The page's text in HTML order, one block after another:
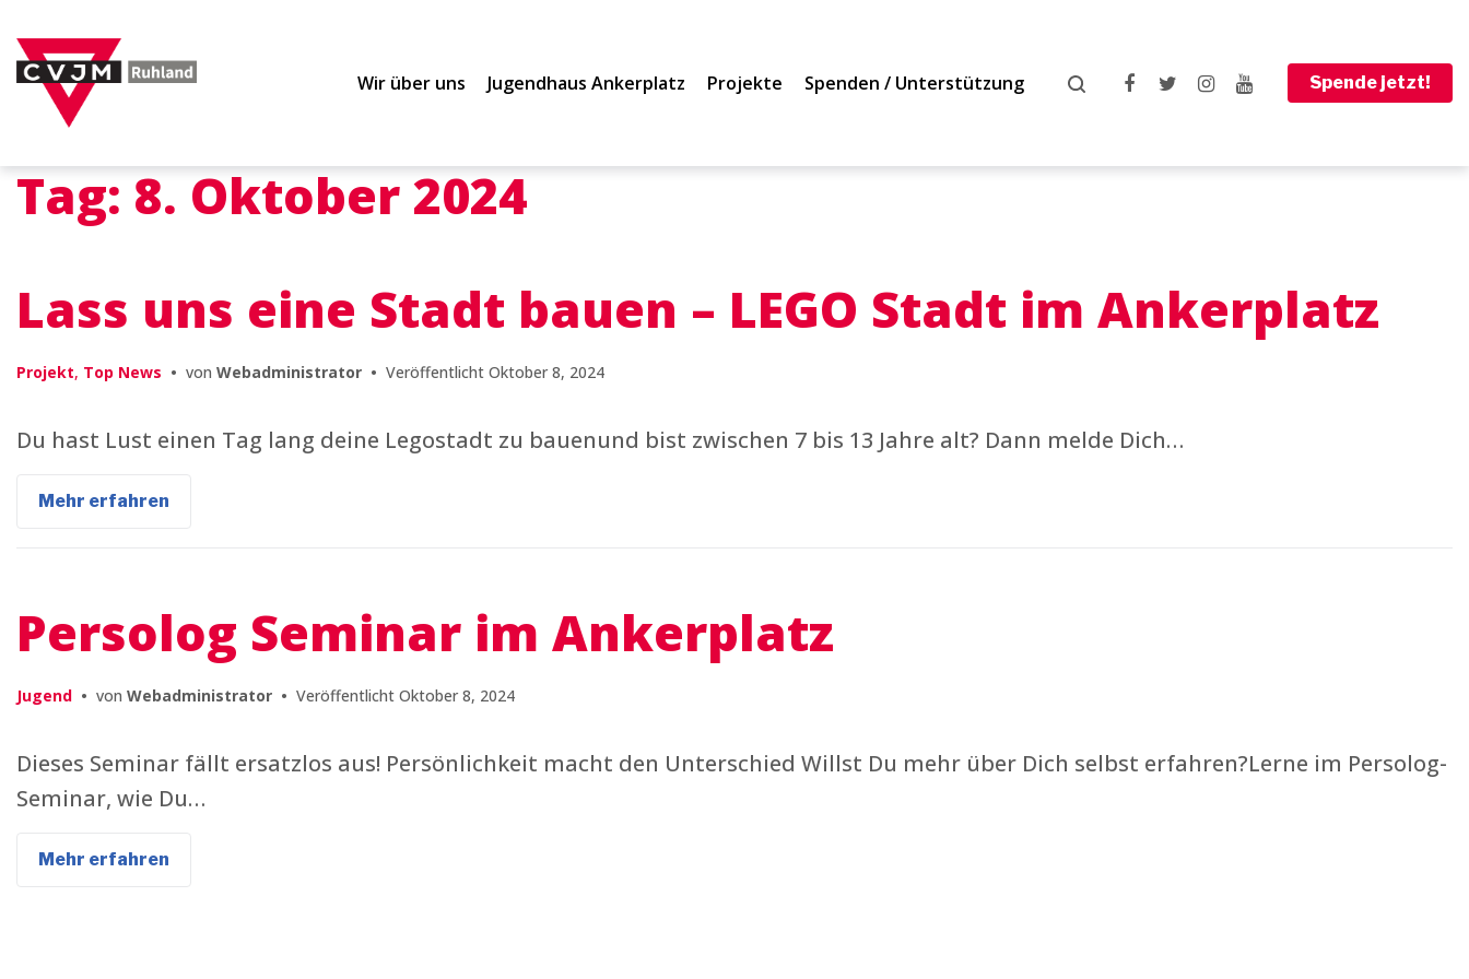
Hauptnavigation
springen
Inhalt
springen
Footer
springen
Wir über uns Jugendhaus Ankerplatz Projekte Spenden / Unterstützung
Instagram
Youtube
Spende jetzt!
Tag: 8. Oktober 2024
Lass uns eine Stadt bauen – LEGO Stadt im Ankerplatz
Projekt, Top News • von Webadministrator • Veröffentlicht Oktober 8, 2024
Du hast Lust einen Tag lang deine Legostadt zu bauenund bist zwischen 7 bis 13 Jahre alt? Dann melde Dich…
Mehr erfahren
Persolog Seminar im Ankerplatz
Jugend • von Webadministrator • Veröffentlicht Oktober 8, 2024
Dieses Seminar fällt ersatzlos aus! Persönlichkeit macht den Unterschied Willst Du mehr über Dich selbst erfahren?Lerne im Persolog-
Seminar, wie Du…
Mehr erfahren